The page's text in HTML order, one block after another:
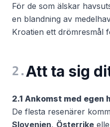
För de som älskar
en blandning av
Kroatien ett drömresmål
2 .Att ta sig
2.1 Ankomst med egen
De flesta resenärer
Slovenien, Österrike